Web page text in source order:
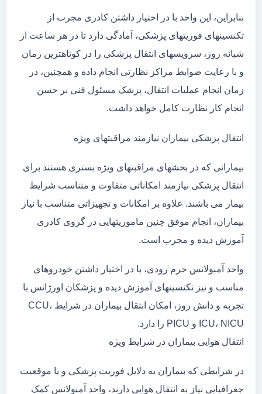
بنابراین، این واحد با در اختیار داشتن کادری مجرب از
تکنسینهای فوریتهای پزشکی، آمادگی دارد تا در هر ساعت از
شبانه روز، سرویسهای انتقال پزشکی را در کوتاهترین زمان
و با رعایت ضوابط مراکز نظارتی انجام داده و همچنین، در
زمان انجام عملیات انتقال، پزشک مسئول فنی بر حسن
انجام کار نظارت کامل خواهد داشت.
انتقال پزشکی بیماران نیازمند مراقبتهای ویژه
بیمارانی که در بخشهای مراقبتهای ویژه بستری هستند برای
انتقال پزشکی نیازمند امکاناتی متفاوت و متناسب شرایط
بیمار می باشند. علاوه بر امکانات و تجهیزاتی متناسب با نیاز
بیماران، انجام موفق چنین ماموریتهایی در گروی کادری
آموزش دیده و مجرب است.
واحد آمبولانس خرم رودی، با در اختیار داشتن خودروهای
مناسب و نیز تکنسینهای آموزش دیده و پزشکان اورژانس با
تجربه و دانش روز، امکان انتقال بیماران در شرایط CCU،
ICU، NICU و PICU را دارد.
انتقال هوایی بیماران در شرایط ویژه
در شرایطی که بیماران به دلایل فوریت پزشکی و یا موقعیت
جغرافیایی نیاز به انتقال هوایی دارند، واحد آمبولانس کمک